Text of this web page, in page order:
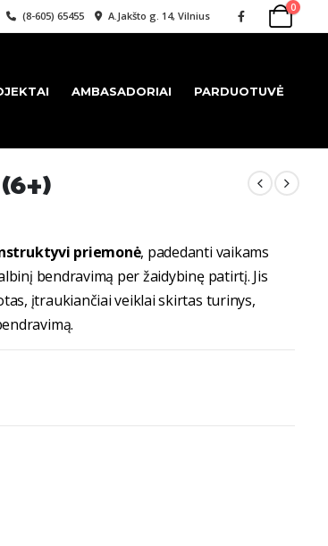
(8-605) 65455 A.Jakšto g. 14, Vilnius
0
AMBASADORIAI PARDUOTUVĖ
priemonė, padedanti vaikams
bendravimą per žaidybinę patirtį. Jis
įtraukiančiai veiklai skirtas turinys,